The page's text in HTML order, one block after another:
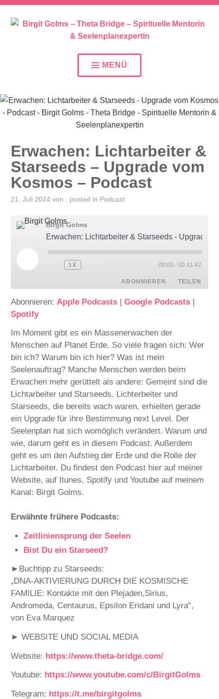
BIRGIT GOLMS – THETA
BRIDGE – SPIRITUELLE
MENTORIN &
SEELENPLANEXPERTIN
MENÜ
Erwachen: Lichtarbeiter &
Starseeds – Upgrade vom
Kosmos – Podcast
21. Juli 2024 von , posted in Podcast
Birgit Golms
1X 00:00 / 00:41:42
ABONNIEREN TEILEN
RSS FEED
TEILEN
LINK
Abonnieren: Apple Podcasts |Google Podcasts |
Spotify
Im Moment gibt es ein Massenerwachen der
Menschen auf Planet Erde. So viele fragen sich: Wer
bin ich? Warum bin ich hier? Was ist mein
Seelenauftrag? Manche Menschen werden beim
Erwachen mehr gerüttelt als andere: Gemeint sind die
Lichtarbeiter und Starseeds. Lichterbeiter und
Starseeds, die bereits wach waren, erhielten gerade
ein Upgrade für ihre Bestimmung next Level. Der
Seelenplan hat sich womöglich verändert. Warum und
wie, darum geht es in diesem Podcast. Außerdem
geht es um den Aufstieg der Erde und die Rolle der
Lichtarbeiter. Du findest den Podcast hier auf meiner
Website, auf Itunes, Spotify und Youtube auf meinem
Kanal: Birgit Golms.
Erwähnte frühere Podcasts:
Zeitliniensprung der Seelen
Bist Du ein Starseed?
►Buchtipp zu Starseeds:
„DNA-AKTIVIERUNG DURCH DIE KOSMISCHE
FAMILIE: Kontakte mit den Plejaden,Sirius,
Andromeda, Centaurus, Epsilon Eridani und Lyra“,
von Eva Marquez
► WEBSITE UND SOCIAL MEDIA
Website: ⁠⁠⁠⁠⁠⁠⁠⁠⁠⁠⁠⁠⁠⁠⁠⁠⁠⁠⁠⁠⁠⁠⁠⁠⁠⁠⁠⁠⁠⁠⁠⁠⁠⁠⁠⁠https://www.theta-bridge.com/⁠⁠⁠⁠⁠⁠⁠⁠⁠⁠⁠⁠⁠⁠⁠⁠⁠⁠⁠⁠⁠⁠⁠⁠⁠⁠⁠⁠⁠⁠⁠⁠⁠⁠⁠⁠
Youtube: ⁠⁠⁠⁠⁠⁠⁠⁠⁠⁠⁠⁠⁠⁠⁠⁠⁠⁠⁠⁠⁠⁠⁠⁠⁠⁠⁠⁠⁠⁠⁠⁠⁠⁠⁠⁠https://www.youtube.com/c/BirgitGolms⁠⁠⁠⁠⁠⁠⁠⁠⁠⁠⁠⁠⁠⁠⁠⁠⁠⁠⁠⁠⁠⁠⁠⁠⁠⁠⁠⁠⁠⁠⁠⁠⁠⁠⁠⁠
Telegram:⁠⁠⁠⁠⁠⁠⁠⁠⁠⁠⁠⁠⁠⁠⁠⁠⁠⁠⁠⁠⁠⁠⁠⁠ ⁠https://t.me/birgitgolms⁠